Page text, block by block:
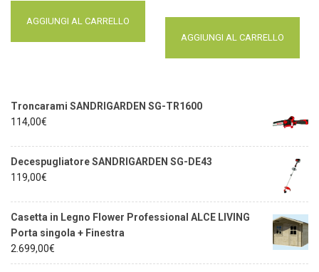
AGGIUNGI AL CARRELLO
AGGIUNGI AL CARRELLO
Troncarami SANDRIGARDEN SG-TR1600
114,00€
Decespugliatore SANDRIGARDEN SG-DE43
119,00€
Casetta in Legno Flower Professional ALCE LIVING
Porta singola + Finestra
2.699,00€